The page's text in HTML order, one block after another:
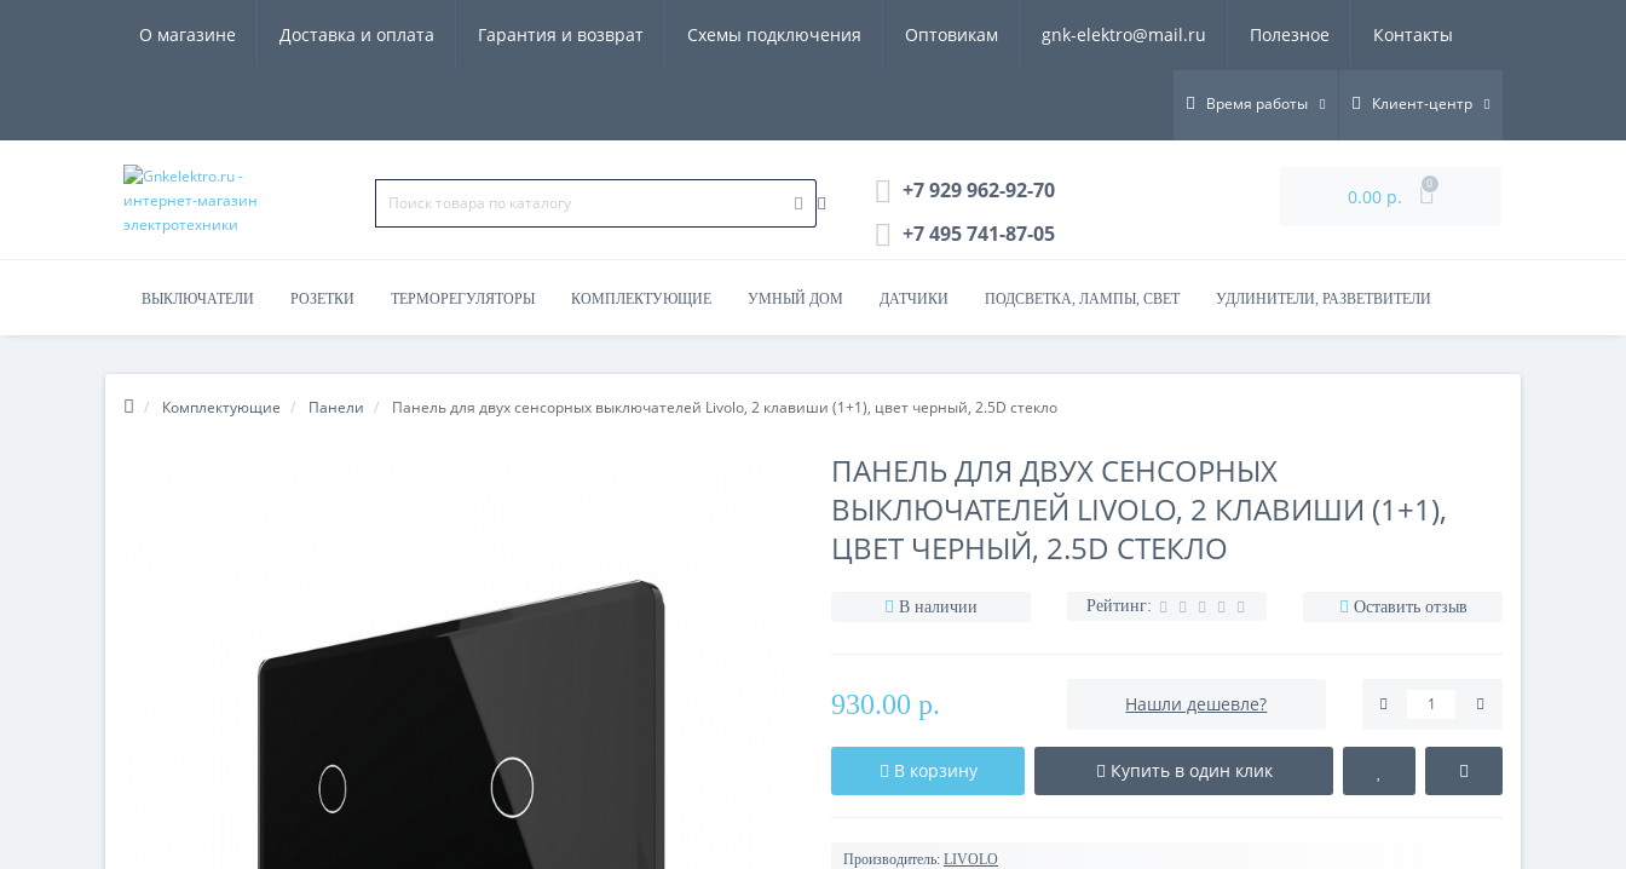
О магазине Доставка и оплата Гарантия и возврат Схемы подключения Оптовикам gnk-elektro@mail.ru Полезное Контакты
Время работы Клиент-центр
+7 929 962-92-70
+7 495 741-87-05
0.00 р.
0
ВЫКЛЮЧАТЕЛИ РОЗЕТКИ ТЕРМОРЕГУЛЯТОРЫ КОМПЛЕКТУЮЩИЕ УМНЫЙ ДОМ ДАТЧИКИ ПОДСВЕТКА, ЛАМПЫ, СВЕТ УДЛИНИТЕЛИ, РАЗВЕТВИТЕЛИ
ЧАСЫ, КОЛОНКИ
Комплектующие Панели Панель для двух сенсорных выключателей Livolo, 2 клавиши (1+1), цвет черный, 2.5D стекло
ПАНЕЛЬ ДЛЯ ДВУХ СЕНСОРНЫХ
ВЫКЛЮЧАТЕЛЕЙ LIVOLO, 2 КЛАВИШИ (1+1),
ЦВЕТ ЧЕРНЫЙ, 2.5D СТЕКЛО
В наличии Рейтинг: Оставить отзыв
930.00 р. Нашли дешевле?
В корзину Купить в один клик
Производитель: LIVOLO